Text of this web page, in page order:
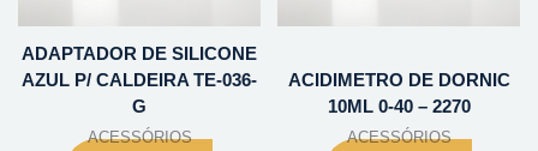
ADAPTADOR DE SILICONE
AZUL P/ CALDEIRA TE-036-
G
ACESSÓRIOS
ACIDIMETRO DE DORNIC
10ML 0-40 – 2270
ACESSÓRIOS